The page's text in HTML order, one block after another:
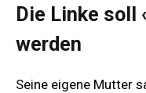
Die Linke
werden
Seine eigene Mutter